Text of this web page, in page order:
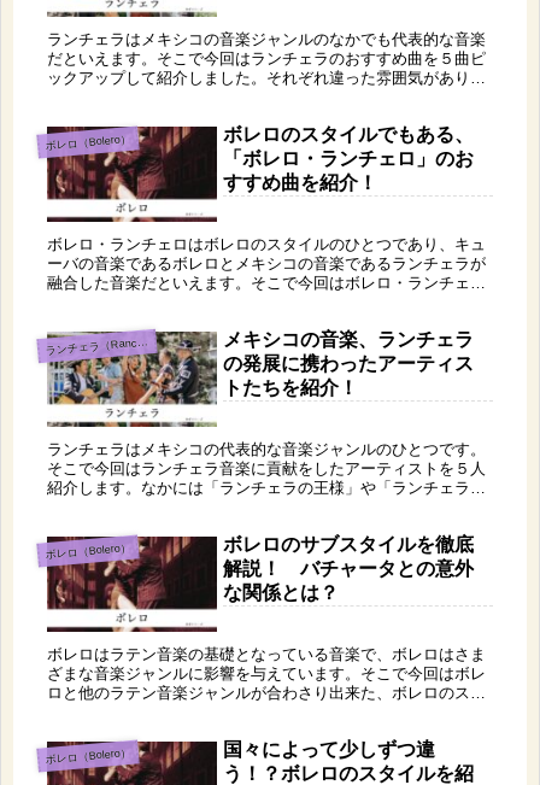
ランチェラはメキシコの音楽ジャンルのなかでも代表的な音楽
だといえます。そこで今回はランチェラのおすすめ曲を５曲ピ
ックアップして紹介しました。それぞれ違った雰囲気がありま
ボレロ（Bolero）
ボレロのスタイルでもある、
「ボレロ・ランチェロ」のお
すすめ曲を紹介！
ボレロ・ランチェロはボレロのスタイルのひとつであり、キュ
ーバの音楽であるボレロとメキシコの音楽であるランチェラが
融合した音楽だといえます。そこで今回はボレロ・ランチェロ
ラ
ンチェラ（Ranchera）
メキシコの音楽、ランチェラ
の発展に携わったアーティス
トたちを紹介！
ランチェラはメキシコの代表的な音楽ジャンルのひとつです。
そこで今回はランチェラ音楽に貢献をしたアーティストを５人
紹介します。なかには「ランチェラの王様」や「ランチェラの
ボレロ（Bolero）
ボレロのサブスタイルを徹底
解説！ バチャータとの意外
な関係とは？
ボレロはラテン音楽の基礎となっている音楽で、ボレロはさま
ざまな音楽ジャンルに影響を与えています。そこで今回はボレ
ロと他のラテン音楽ジャンルが合わさり出来た、ボレロのスタ
ボレロ（Bolero）
国々によって少しずつ違
う！？ボレロのスタイルを紹